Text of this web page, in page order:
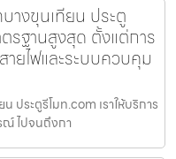
างขุนเทียน ประตู
รฐานสูงสุด ตั้งแต่การ
ยไฟและระบบควบคุม
ประตูรีโมท.com เราให้บริการ
ไปจนถึงกา